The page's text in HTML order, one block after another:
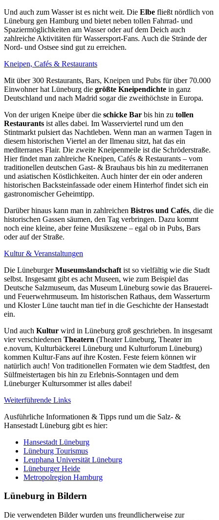
Und auch zum Wasser ist es nicht weit. Die Elbe fließt nördlich von
Lüneburg gen Hamburg und bietet neben tollen Fahrrad- und
Spaziermöglichkeiten am Wasser oder auf dem Deich auch
zahlreiche Aktivitäten für Wassersport-Fans. Auch die Strände der
Nord- und Ostsee sind gut zu erreichen.
Kneipen, Cafés & Restaurants
Mit über 300 Restaurants, Bars, Kneipen und Pubs für über 70.000
Einwohner hat Lüneburg die größte Kneipendichte in ganz
Deutschland und nach Madrid sogar die zweithöchste in Europa.
Von der urigen Kneipe über die schicke Bar bis hin zu tollen
Restaurants ist alles dabei. Im Wasserviertel rund um den
Stintmarkt pulsiert das Nachtleben. Wenn man an warmen Tagen in
diesem historischen Viertel an der Ilmenau sitzt, hat das ein
mediterranes Flair. Die zweite Kneipenmeile ist die Schröderstraße.
Hier findet man zahlreiche Kneipen, Cafés & Restaurants – vom
traditionellen deutschen Gast- & Brauhaus bis hin zu mediterranen
und asiatischen Köstlichkeiten. Auch hinter der ein oder anderen
historischen Backsteinfassade oder einem Hinterhof findet sich ein
gastronomischer Geheimtipp.
Darüber hinaus kann man in zahlreichen Bistros und Cafés, die die
historischen Gassen säumen, den Tag verbringen. Dazu kommt
noch eine kleine, aber feine Musikszene – egal ob in Pubs, Bars
oder auf der Straße.
Kultur & Veranstaltungen
Die LüneburgerMuseumslandschaft ist so vielfältig wie die Stadt
selbst. Insgesamt gibt es acht Museen, wie zum Beispiel das
Deutsche Salzmuseum, das Museum Lüneburg sowie das Brauerei-
und Feuerwehrmuseum. Im historischen Rathaus, dem Wasserturm
und Kloster Lüne taucht man tief in die Geschichte der Hansestadt
ein.
Und auch Kultur wird in Lüneburg groß geschrieben. In insgesamt
vier verschiedenen Theatern (Theater Lüneburg, Theater im
e.novum, Kulturbäckerei Lüneburg und Kulturforum Lüneburg)
kommen Kultur-Fans auf ihre Kosten. Feste feiern können wir
natürlich auch! Von traditionellen Formaten wie dem Stadtfest, den
Sülfmeistertagen bis hin zu Erlebnis-Sonntagen und dem
Lüneburger Kultursommer ist alles dabei!
Weiterführende Links
Ausführliche Informationen & Tipps rund um die Salz- &
Hansestadt Lüneburg gibt es hier:
Hansestadt Lüneburg
Lüneburg Tourismus
Leuphana Universität Lüneburg
Lüneburger Heide
Metropolregion Hamburg
Lüneburg in Bildern
Die verwendeten Bilder wurden uns freundlicherweise zur